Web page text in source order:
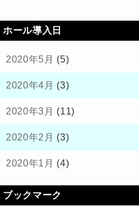
ホール導入日
2020年5月 (5)
2020年4月 (3)
2020年3月 (11)
2020年2月 (3)
2020年1月 (4)
ブックマーク